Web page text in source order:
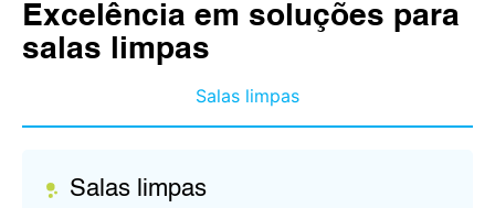
Excelência em soluções para
salas limpas
Salas limpas
Salas limpas